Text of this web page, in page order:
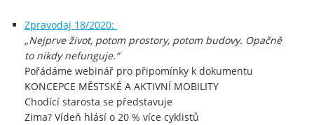
Zpravodaj 18/2020:
„Nejprve život, potom prostory, potom budovy. Opačně
to nikdy nefunguje.“
Pořádáme webinář pro připomínky k dokumentu
KONCEPCE MĚSTSKÉ A AKTIVNÍ MOBILITY
Chodící starosta se představuje
Zima? Vídeň hlásí o 20 % více cyklistů